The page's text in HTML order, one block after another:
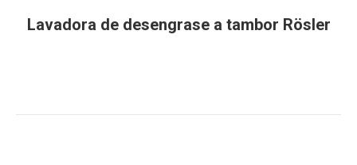
Lavadora de desengrase a tambor Rösler